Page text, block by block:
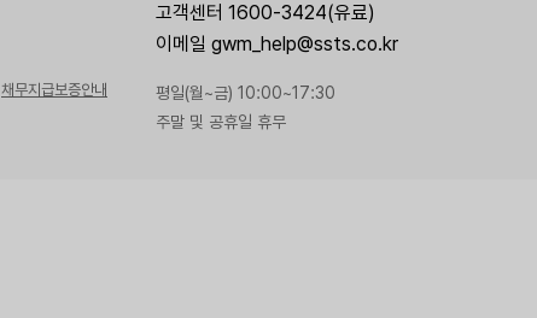
채무지급보증안내
고객센터 1600-3424(유료)
이메일 gwm_help@ssts.co.kr
평일(월~금) 10:00~17:30
주말 및 공휴일 휴무